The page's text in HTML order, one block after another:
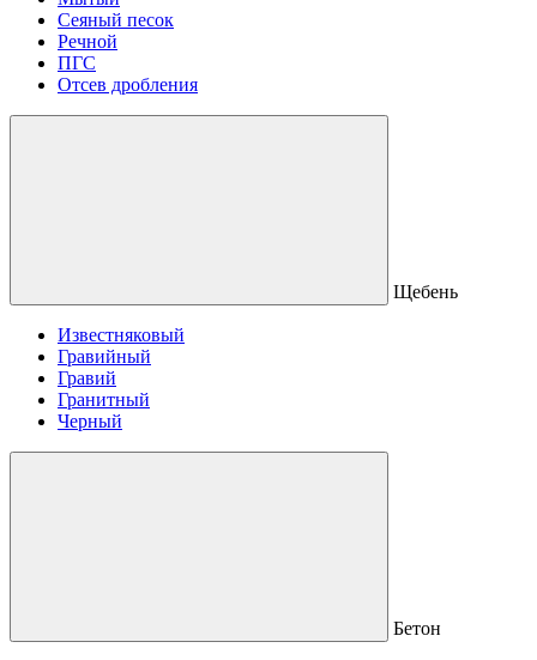
Сеяный песок
Речной
ПГС
Отсев дробления
Щебень
Известняковый
Гравийный
Гравий
Гранитный
Черный
Бетон